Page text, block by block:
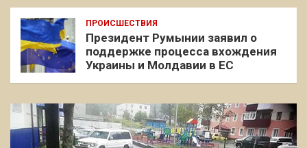
ПРОИСШЕСТВИЯ
Президент Румынии заявил о
поддержке процесса вхождения
Украины и Молдавии в ЕС